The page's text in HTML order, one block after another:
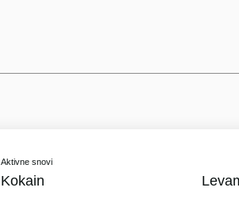
Aktivne snovi
Kokain